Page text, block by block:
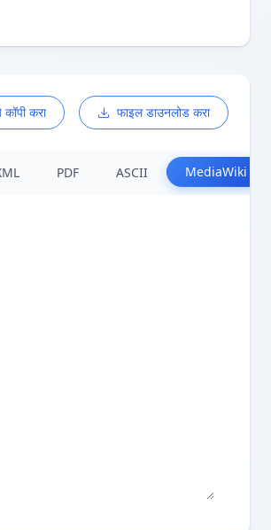
कॉपी करा फाइल डाउनलोड करा
PDF ASCII MediaWiki